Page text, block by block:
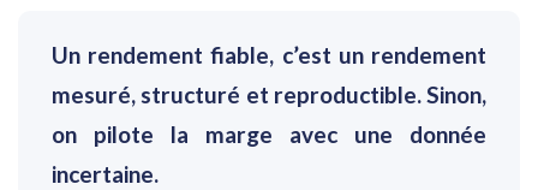
Un rendement fiable, c’est un rendement
mesuré, structuré et reproductible. Sinon,
on pilote la marge avec une donnée
incertaine.